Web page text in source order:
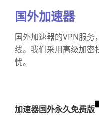
国外加速器
国外加速器的VPN服
线。我们采用高级加密
忧。
加速器国外永久免费版